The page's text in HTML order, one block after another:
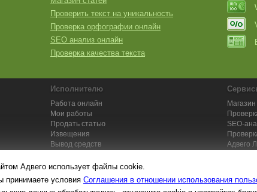
Проверить текст на уникальность
Проверка орфографии онлайн
SEO анализ онлайн
Проверка качества текста
Исполнителю
Работа онлайн
Мои работы
Продать статью
Извещения
Вывод средств
Магазин
SEO-
Адвего
Адвего использует файлы cookie.
принимаете условия Соглашения в отношении использования